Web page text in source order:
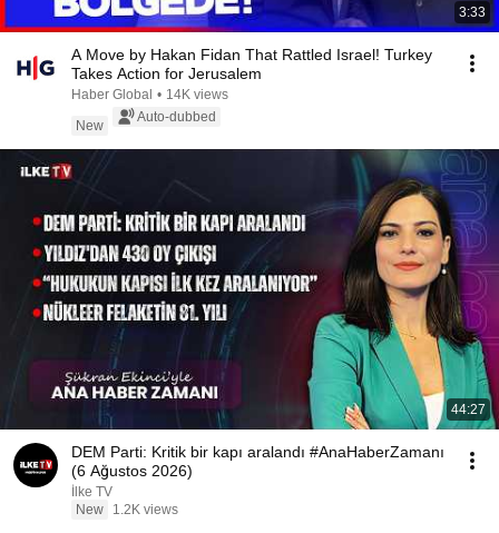
3:33
A Move by Hakan Fidan That Rattled Israel! Turkey
Takes Action for Jerusalem
Haber Global • 14K views
New
Auto-dubbed
44:27
DEM Parti: Kritik bir kapı aralandı #AnaHaberZamanı
(6 Ağustos 2026)
İlke TV
New
1.2K views